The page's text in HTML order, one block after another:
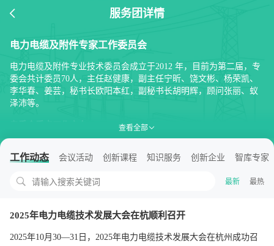
服务团详情
电力电缆及附件专家工作委员会
电力电缆及附件专业技术委员会成立于2012 年，目前为第二届，专
委会共计委员70人，主任赵健康，副主任宁昕、饶文彬、杨荣凯、
李华春、姜芸，秘书长欧阳本红，副秘书长胡明辉，顾问张丽、蚁
泽沛等。
1.通过专项技术交流研讨，推动电力电缆技术水平的提升和专业人
才发展；
2.持续开展电力电缆专业新技术的需求调研和交流活动；
能水平；
升。
查看全部
工作动态 会议活动 创新课程 知识服务 创新企业 智库专家
请输入搜索关键词 最新 最热
2025年电力电缆技术发展大会在杭顺利召开
2025年10月30—31日，2025年电力电缆技术发展大会在杭州成功召